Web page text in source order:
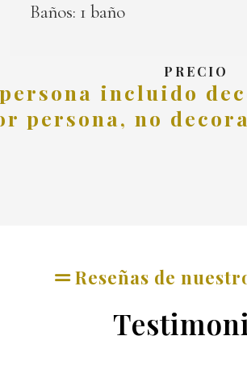
Baños: 1 baño
PRECIO
incluido
persona, no
Reseñas de